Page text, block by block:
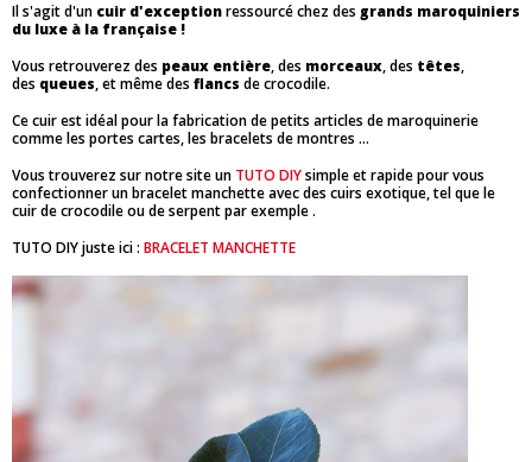
Il s'agit d'un cuir d'exceptionressourcé chez des grands maroquiniers
du luxe à la française !
Vous retrouverez des peaux entière, des morceaux, des têtes,
des queues, et même des flancs de crocodile.
Ce cuir est idéal pour la fabrication de petits articles de maroquinerie
comme les portes cartes, les bracelets de montres ...
Vous trouverez sur notre site un TUTO DIYsimple et rapide pour vous
confectionner un bracelet manchette avec des cuirs exotique, tel que le
cuir de crocodile ou de serpent par exemple .
TUTO DIY juste ici : BRACELET MANCHETTE